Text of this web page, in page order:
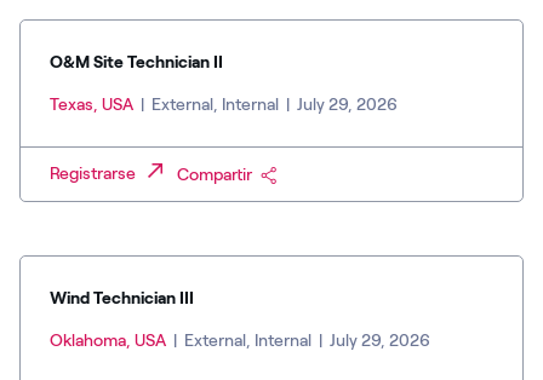
O&M Site Technician II
Texas, USA | External, Internal | July 29, 2026
Registrarse Compartir
Wind Technician III
Oklahoma, USA | External, Internal | July 29, 2026